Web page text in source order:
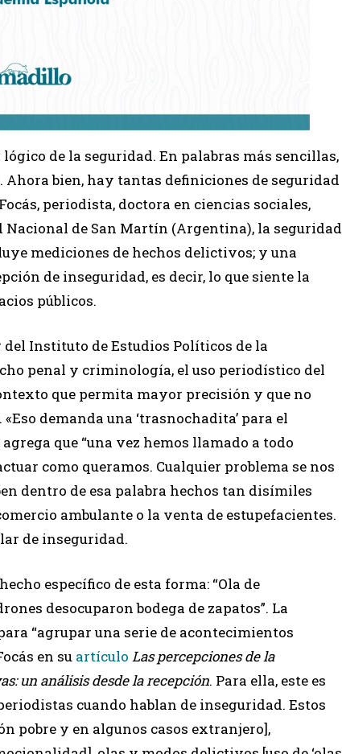
de la seguridad. En palabras más sencillas,
bien, hay tantas definiciones de seguridad
periodista, doctora en ciencias sociales,
de San Martín (Argentina), la seguridad
mediciones de hechos delictivos; y una
de inseguridad, es decir, lo que siente la
públicos.
Instituto de Estudios Políticos de la
penal y criminología, el uso periodístico del
que permita mayor precisión y que no
demanda una ‘trasnochadita’ para el
que “una vez hemos llamado a todo
como queramos. Cualquier problema se nos
dentro de esa palabra hechos tan disímiles
ambulante o la venta de estupefacientes.
de inseguridad.
específico de esta forma: “Ola de
desocuparon bodega de zapatos”. La
“agrupar una serie de acontecimientos
en su artículo Las percepciones de la
un análisis desde la recepción. Para ella, este es
cuando hablan de inseguridad. Estos
pobre y en algunos casos extranjero],